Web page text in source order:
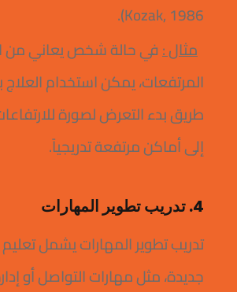
Kozak, 1986).
مثال :في حالة شخص يعاني من
المرتفعات، يمكن استخدام
طريق بدء التعرض لصورة
إلى أماكن مرتفعة تدريجياً.
4. تدريب تطوير المهارات
تدريب تطوير المهارات يشمل تعليم
جديدة، مثل مهارات التواصل أو